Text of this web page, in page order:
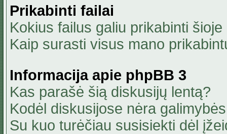
Prikabinti failai
Kokius failus galiu prikabinti
Kaip surasti visus mano
Informacija apie phpBB 3
Kas parašė šią diskusijų lentą?
Kodėl diskusijose nėra
Su kuo turėčiau susisiekti dėl